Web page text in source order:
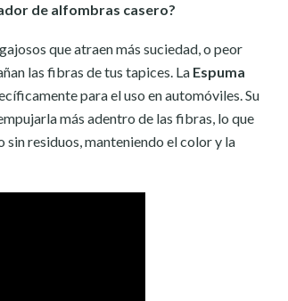
de alfombras casero?
que atraen más suciedad, o peor
las fibras de tus tapices. La Espuma
para el uso en automóviles. Su
más adentro de las fibras, lo que
residuos, manteniendo el color y la